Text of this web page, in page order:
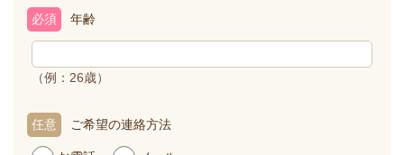
年齢
必須
（例：26歳）
ご希望の連絡方法
任意